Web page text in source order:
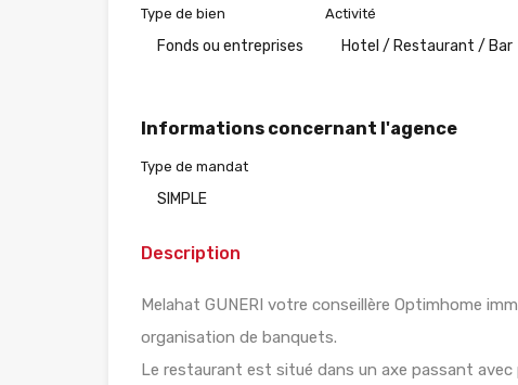
Type de bien
Fonds ou entreprises
Activité
Hotel / Restaurant / Bar
Informations concernant l'agence
Type de mandat
SIMPLE
Description
Melahat GUNERI votre conseillère Optimhome
organisation de banquets.
Le restaurant est situé dans un axe passant avec